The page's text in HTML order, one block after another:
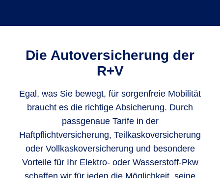
Die Autoversicherung der
R+V
Egal, was Sie bewegt, für sorgenfreie Mobilität
braucht es die richtige Absicherung. Durch
passgenaue Tarife in der
Haftpflichtversicherung, Teilkaskoversicherung
oder Vollkaskoversicherung und besondere
Vorteile für Ihr Elektro- oder Wasserstoff-Pkw
schaffen wir für jeden die Möglichkeit, seine